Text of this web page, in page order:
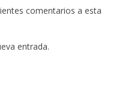
comentarios a esta
entrada.